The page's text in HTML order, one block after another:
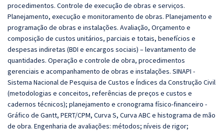
procedimentos. Controle de execução de obras e serviços.
Planejamento, execução e monitoramento de obras. Planejamento e
programação de obras e instalações. Avaliação, Orçamento e
composição de custos unitários, parciais e totais, benefícios e
despesas indiretas (BDI e encargos sociais) – levantamento de
quantidades. Operação e controle de obra, procedimentos
gerenciais e acompanhamento de obras e instalações. SINAPI -
Sistema Nacional de Pesquisa de Custos e Índices da Construção Civil
(metodologias e conceitos, referências de preços e custos e
cadernos técnicos); planejamento e cronograma físico-financeiro -
Gráfico de Gantt, PERT/CPM, Curva S, Curva ABC e histograma de mão
de obra. Engenharia de avaliações: métodos; níveis de rigor;